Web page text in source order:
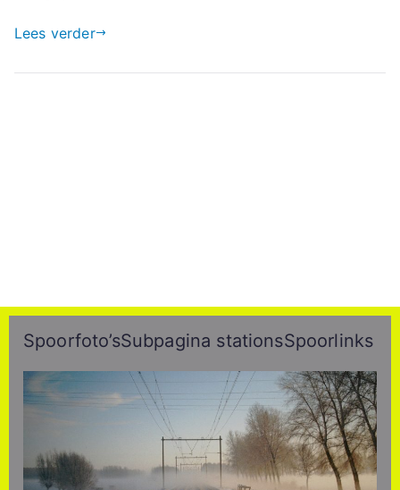
Lees verder
Spoorfoto’sSubpagina stationsSpoorlinks